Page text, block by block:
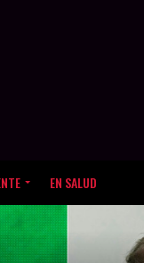
EN SALUD